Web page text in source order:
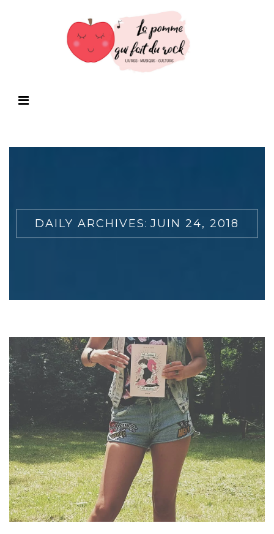
DAILY ARCHIVES: JUIN 24, 2018